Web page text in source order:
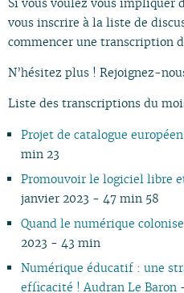
vous inscrire à la liste de
commencer une transcription
N’hésitez plus ! Rejoignez-
Liste des transcriptions du
Projet de catalogue
min 23
Promouvoir le logiciel libre
janvier 2023 - 47 min 58
Quand le numérique
2023 - 43 min
Numérique éducatif : une
efficacité ! Audran Le Baron